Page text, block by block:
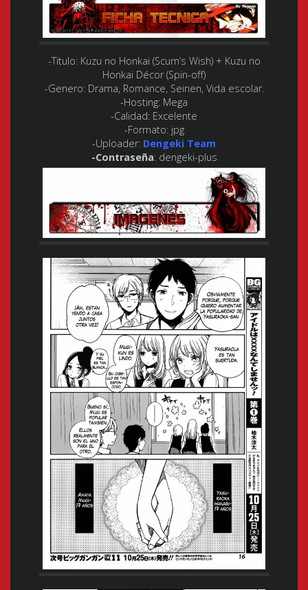
-Titulo:Kuzu no Honkai (Scum’s Wish) + Kuzu no
Honkai Décor (Spin-off)
-Genero:Drama, Romance, Seinen, Vida escolar.
-Hosting: Mega
-Calidad: Excelente
-Formato:jpg
-Uploader: Dengeki Team
-Contraseña: dengeki-plus